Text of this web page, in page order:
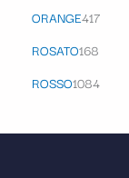
ORANGE417
ROSATO168
ROSSO1084